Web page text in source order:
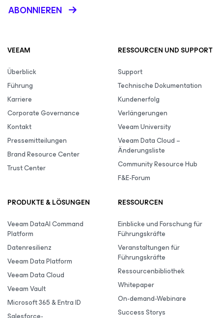
ABONNIEREN
VEEAM
Überblick
Führung
Karriere
Corporate Governance
Kontakt
Pressemitteilungen
Brand Resource Center
Trust Center
RESSOURCEN UND SUPPORT
Support
Technische Dokumentation
Kundenerfolg
Verlängerungen
Veeam University
Veeam Data Cloud –
Änderungsliste
Community Resource Hub
F&E-Forum
PRODUKTE & LÖSUNGEN
Veeam DataAI Command
Platform
Datenresilienz
Veeam Data Platform
Veeam Data Cloud
Veeam Vault
Microsoft 365 & Entra ID
RESSOURCEN
Einblicke und Forschung für
Führungskräfte
Veranstaltungen für
Führungskräfte
Ressourcenbibliothek
Whitepaper
On-demand-Webinare
Success Storys